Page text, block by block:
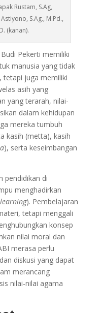
Rustam, S.Ag,
S.Ag., M.Pd.,
(kanan).
Pekerti memiliki
manusia yang tidak
tetapi juga memiliki
asih yang
yang terarah, nilai-
dalam kehidupan
mereka tumbuh
kasih (metta), kasih
), serta keseimbangan
pendidikan di
menghadirkan
). Pembelajaran
tetapi menggali
konsep
nilai moral dan
merasa perlu
diskusi yang dapat
merancang
nilai-nilai agama